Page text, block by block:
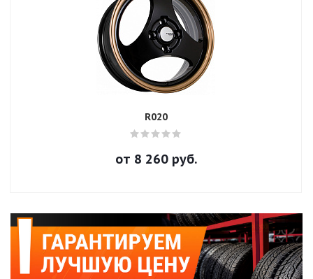
R020
от 8 260руб.